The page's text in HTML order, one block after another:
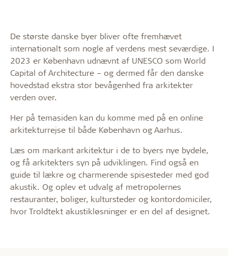
De største danske byer bliver ofte fremhævet
internationalt som nogle af verdens mest seværdige. I
2023 er København udnævnt af UNESCO som World
Capital of Architecture – og dermed får den danske
hovedstad ekstra stor bevågenhed fra arkitekter
verden over.
Her på temasiden kan du komme med på en online
arkitekturrejse til både København og Aarhus.
Læs om markant arkitektur i de to byers nye bydele,
og få arkitekters syn på udviklingen. Find også en
guide til lækre og charmerende spisesteder med god
akustik. Og oplev et udvalg af metropolernes
restauranter, boliger, kultursteder og kontordomiciler,
hvor Troldtekt akustikløsninger er en del af designet.